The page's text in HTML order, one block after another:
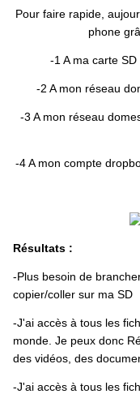
Pour faire rapide,
phone
-1 A ma carte
-2 A mon réseau
-3 A mon réseau
-4 A mon compte
Résultats :
-Plus besoin de
copier/coller sur ma SD
-J'ai accès à tous les
monde. Je peux donc
des vidéos, des
-J'ai accès à tous les